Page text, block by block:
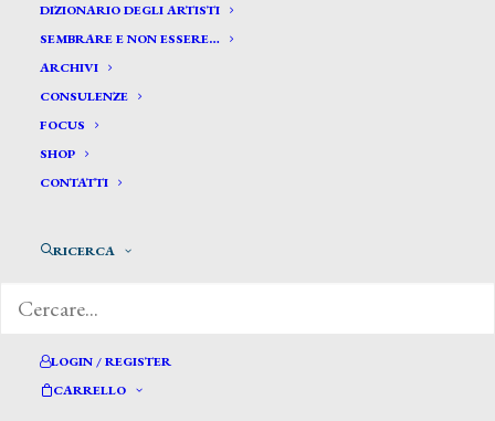
DIZIONARIO DEGLI ARTISTI
SEMBRARE E NON ESSERE…
ARCHIVI
CONSULENZE
FOCUS
SHOP
CONTATTI
RICERCA
LOGIN / REGISTER
CARRELLO
Fosca Pasquale